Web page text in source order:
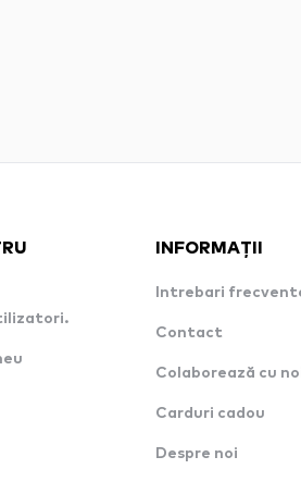
INFORMAȚII
Intrebari
Contact
Colaborează cu
Carduri cadou
Despre noi